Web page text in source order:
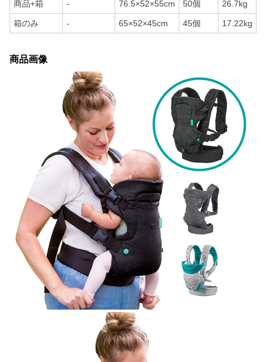
商品+箱 - 76.5×52×55cm 50個 26.7kg
箱のみ - 65×52×45cm 45個 17.22kg
商品画像